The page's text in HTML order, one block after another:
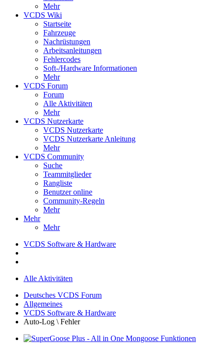
Mehr
VCDS Wiki
Startseite
Fahrzeuge
Nachrüstungen
Arbeitsanleitungen
Fehlercodes
Soft-/Hardware Informationen
Mehr
VCDS Forum
Forum
Alle Aktivitäten
Mehr
VCDS Nutzerkarte
VCDS Nutzerkarte
VCDS Nutzerkarte Anleitung
Mehr
VCDS Community
Suche
Teammitglieder
Rangliste
Benutzer online
Community-Regeln
Mehr
Mehr
Mehr
VCDS Software & Hardware
Alle Aktivitäten
Deutsches VCDS Forum
Allgemeines
VCDS Software & Hardware
Auto-Log \ Fehler